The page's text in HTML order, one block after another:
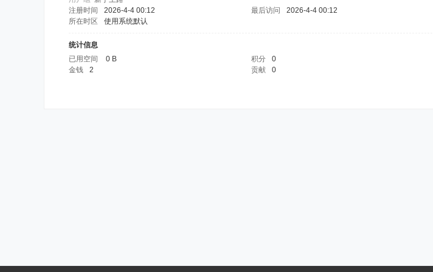
注册时间
2026-4-4 00:12 最后访问 2026-4-4 00:12
所在时区
使用系统默认
统计信息
已用空间
0 B 积分 0
金钱
2 贡献 0